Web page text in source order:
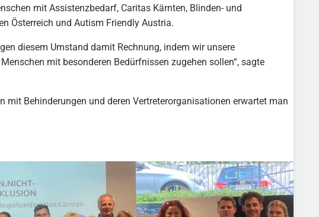
mit Assistenzbedarf, Caritas Kärnten, Blinden- und
Österreich und Autism Friendly Austria.
diesem Umstand damit Rechnung, indem wir unsere
mit besonderen Bedürfnissen zugehen sollen“, sagte
Behinderungen und deren Vertreterorganisationen erwartet man